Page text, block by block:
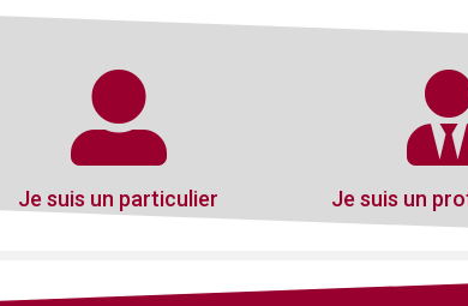
Je suis un particulier Je suis un